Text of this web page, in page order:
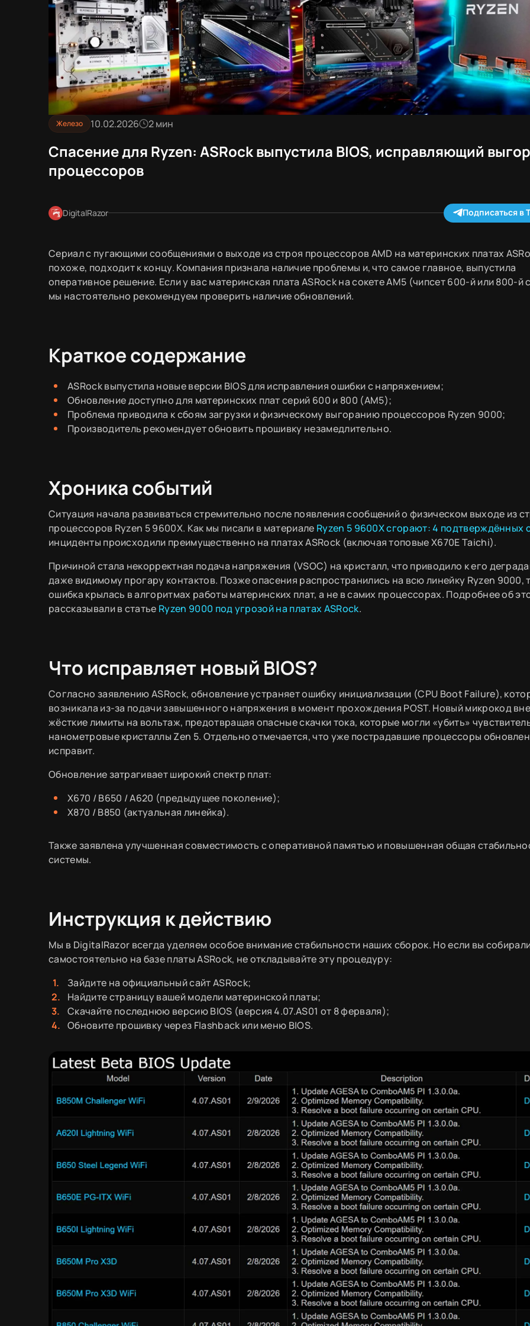
Железо 10.02.2026 2 мин
Спасение для Ryzen: ASRock выпустила BIOS, исправляющий
процессоров
DigitalRazor Подписаться в
Сериал с пугающими сообщениями о выходе из строя процессоров AMD на материнских платах
похоже, подходит к концу. Компания признала наличие проблемы и, что самое главное, выпустила
оперативное решение. Если у вас материнская плата ASRock на сокете AM5 (чипсет 600-й или 800-й
мы настоятельно рекомендуем проверить наличие обновлений.
Краткое содержание
ASRock выпустила новые версии BIOS для исправления ошибки с напряжением;
Обновление доступно для материнских плат серий 600 и 800 (AM5);
Проблема приводила к сбоям загрузки и физическому выгоранию процессоров Ryzen 9000;
Производитель рекомендует обновить прошивку незамедлительно.
Хроника событий
Ситуация начала развиваться стремительно после появления сообщений о физическом выходе из
процессоров Ryzen 5 9600X. Как мы писали в материале Ryzen 5 9600X сгорают: 4 подтверждённых
инциденты происходили преимущественно на платах ASRock (включая топовые X670E Taichi).
Причиной стала некорректная подача напряжения (VSOC) на кристалл, что приводило к его
даже видимому прогару контактов. Позже опасения распространились на всю линейку Ryzen 9000,
ошибка крылась в алгоритмах работы материнских плат, а не в самих процессорах. Подробнее об
рассказывали в статье Ryzen 9000 под угрозой на платах ASRock.
Что исправляет новый BIOS?
Согласно заявлению ASRock, обновление устраняет ошибку инициализации (CPU Boot Failure),
возникала из-за подачи завышенного напряжения в момент прохождения POST. Новый микрокод
жёсткие лимиты на вольтаж, предотвращая опасные скачки тока, которые могли «убить»
нанометровые кристаллы Zen 5. Отдельно отмечается, что уже пострадавшие процессоры
исправит.
Обновление затрагивает широкий спектр плат:
X670 / B650 / A620 (предыдущее поколение);
X870 / B850 (актуальная линейка).
Также заявлена улучшенная совместимость с оперативной памятью и повышенная общая
системы.
Инструкция к действию
Мы в DigitalRazor всегда уделяем особое внимание стабильности наших сборок. Но если вы
самостоятельно на базе платы ASRock, не откладывайте эту процедуру:
Зайдите на официальный сайт ASRock;
Найдите страницу вашей модели материнской платы;
Скачайте последнюю версию BIOS (версия 4.07.AS01 от 8 ферваля);
Обновите прошивку через Flashback или меню BIOS.